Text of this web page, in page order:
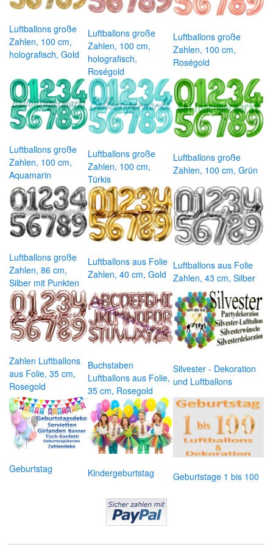
Luftballons große
Zahlen, 100 cm,
holografisch, Gold
Luftballons große
Zahlen, 100 cm,
holografisch,
Roségold
Luftballons große
Zahlen, 100 cm,
Roségold
Luftballons große
Zahlen, 100 cm,
Aquamarin
Luftballons große
Zahlen, 100 cm,
Türkis
Luftballons große
Zahlen, 100 cm, Grün
Luftballons große
Zahlen, 86 cm,
Silber mit Punkten
Luftballons aus Folie
Zahlen, 40 cm, Gold
Luftballons aus Folie
Zahlen, 43 cm, Silber
Zahlen Luftballons
aus Folie, 35 cm,
Rosegold
Buchstaben
Luftballons aus Folie,
35 cm, Rosegold
Silvester - Dekoration
und Luftballons
Geburtstag Kindergeburtstag Geburtstage 1 bis 100